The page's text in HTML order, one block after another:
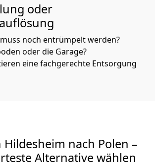
oder
noch entrümpelt werden?
oder die Garage?
eine fachgerechte Entsorgung
Hildesheim nach Polen –
Alternative wählen